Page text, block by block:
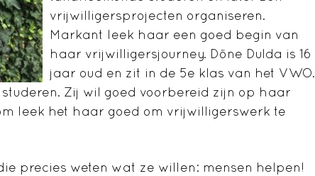
vrijwilligersprojecten organiseren.
Markant leek haar een goed begin van
haar vrijwilligersjourney. Döne Dulda is 16
jaar oud en zit in de 5e klas van het VWO.
Zij wil goed voorbereid zijn op haar
leek het haar goed om vrijwilligerswerk te
precies weten wat ze willen: mensen helpen!